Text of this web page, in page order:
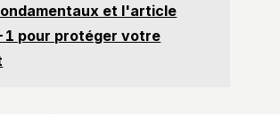
et l'article
1 pour protéger votre